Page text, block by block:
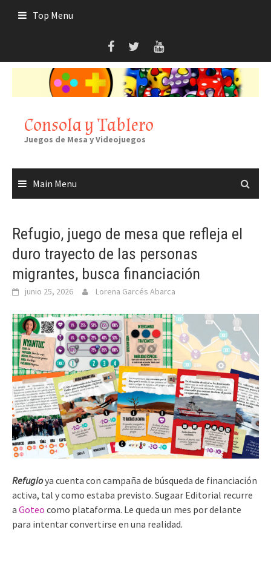
Top Menu
Consola y Tablero
Juegos de Mesa y Videojuegos
Main Menu
Refugio, juego de mesa que refleja el
duro trayecto de las personas
migrantes, busca financiación
junio 25, 2026 Lorena Garcés Abarca
Refugioya cuenta con campaña de búsqueda de financiación
activa, tal y como estaba previsto. Sugaar Editorial recurre
a Goteo como plataforma. Le queda un mes por delante
para intentar convertirse en una realidad.